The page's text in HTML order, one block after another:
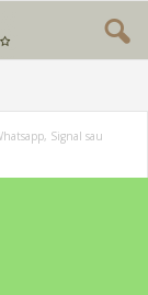
Signal sau